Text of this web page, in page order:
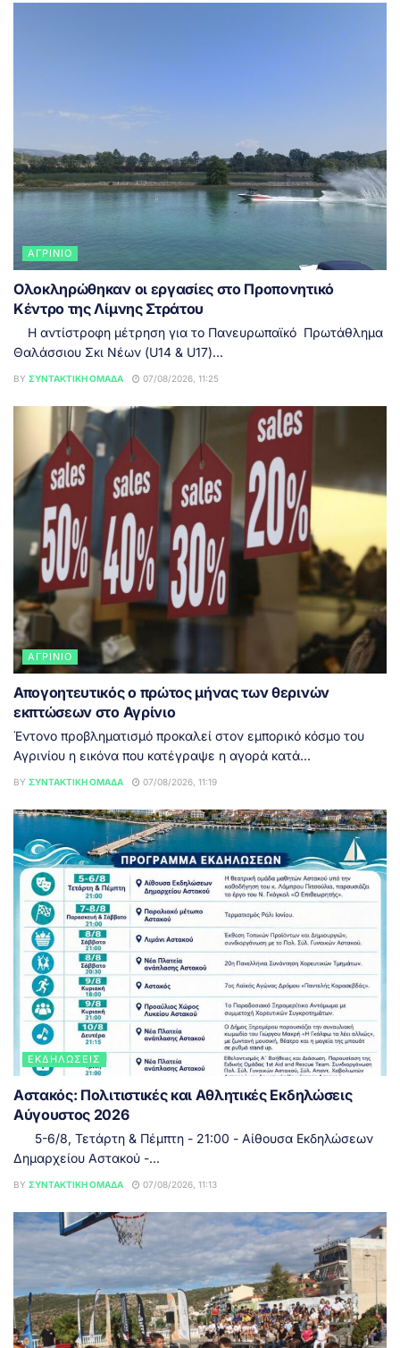
ΑΓΡΊΝΙΟ
Ολοκληρώθηκαν οι εργασίες στο Προπονητικό
Κέντρο της Λίμνης Στράτου
Η αντίστροφη μέτρηση για το Πανευρωπαϊκό Πρωτάθλημα
Θαλάσσιου Σκι Νέων (U14 & U17)...
BY ΣΥΝΤΑΚΤΙΚΉ ΟΜΆΔΑ 07/08/2026, 11:25
ΑΓΡΊΝΙΟ
Απογοητευτικός ο πρώτος μήνας των θερινών
εκπτώσεων στο Αγρίνιο
Έντονο προβληματισμό προκαλεί στον εμπορικό κόσμο του
Αγρινίου η εικόνα που κατέγραψε η αγορά κατά...
BY ΣΥΝΤΑΚΤΙΚΉ ΟΜΆΔΑ 07/08/2026, 11:19
ΕΚΔΗΛΏΣΕΙΣ
Αστακός: Πολιτιστικές και Αθλητικές Εκδηλώσεις
Αύγουστος 2026
5-6/8, Τετάρτη & Πέμπτη - 21:00 - Αίθουσα Εκδηλώσεων
Δημαρχείου Αστακού -...
BY ΣΥΝΤΑΚΤΙΚΉ ΟΜΆΔΑ 07/08/2026, 11:13